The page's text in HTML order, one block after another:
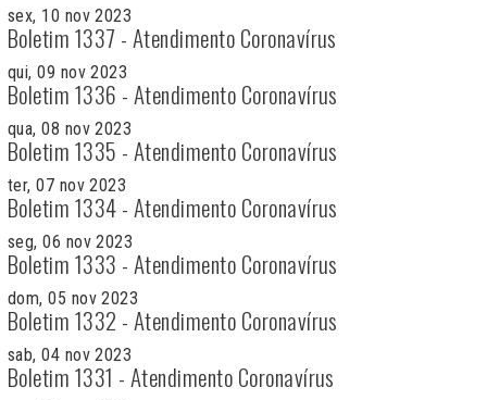
sex, 10 nov 2023
Boletim 1337 - Atendimento Coronavírus
qui, 09 nov 2023
Boletim 1336 - Atendimento Coronavírus
qua, 08 nov 2023
Boletim 1335 - Atendimento Coronavírus
ter, 07 nov 2023
Boletim 1334 - Atendimento Coronavírus
seg, 06 nov 2023
Boletim 1333 - Atendimento Coronavírus
dom, 05 nov 2023
Boletim 1332 - Atendimento Coronavírus
sab, 04 nov 2023
Boletim 1331 - Atendimento Coronavírus